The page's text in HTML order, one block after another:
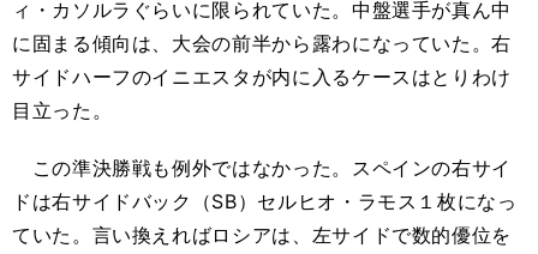
ィ・カソルラぐらいに限られていた。中盤選手が真ん中
に固まる傾向は、大会の前半から露わになっていた。右
サイドハーフのイニエスタが内に入るケースはとりわけ
目立った。
この準決勝戦も例外ではなかった。スペインの右サイ
ドは右サイドバック（SB）セルヒオ・ラモス１枚になっ
ていた。言い換えればロシアは、左サイドで数的優位を